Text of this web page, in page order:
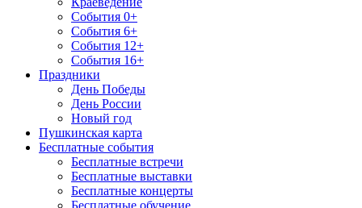
События 0+
События 6+
События 12+
События 16+
Праздники
День Победы
День России
Новый год
Пушкинская карта
Бесплатные события
Бесплатные встречи
Бесплатные выставки
Бесплатные концерты
Бесплатные обучение